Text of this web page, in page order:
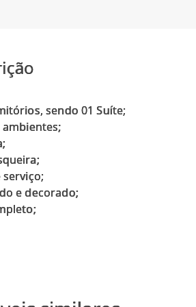
sendo 01 Suíte;
ambientes;
serviço;
e decorado;